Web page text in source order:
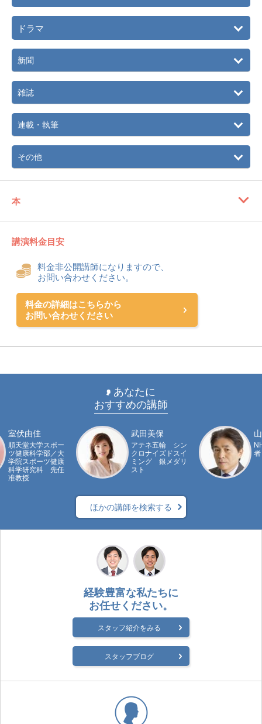
2006年
2007年
2月 「大分スケート教室」講師。
3月 世界フィギュアスケート選手権大会2007東京で報知新
2008年
全国10会場に「スケート教室」を開催。
2月 毎日新聞社「毎日メトロポリタンアカデミー」にて講
演。
ドラマ
新聞
雑誌
連載・執筆
その他
本
講演料金目安
料金非公開講師になりますので、
お問い合わせください。
料金の詳細はこちらから
お問い合わせください
あなたに
おすすめの講師
室伏由佳
順天堂大学スポー
ツ健康科学部／大
学院スポーツ健康
科学研究科 先任
准教授
武田美保
アテネ五輪 シン
クロナイズドスイ
ミング 銀メダリ
スト
者
ほかの講師を検索する
経験豊富な私たちに
お任せください。
スタッフ紹介をみる
スタッフブログ